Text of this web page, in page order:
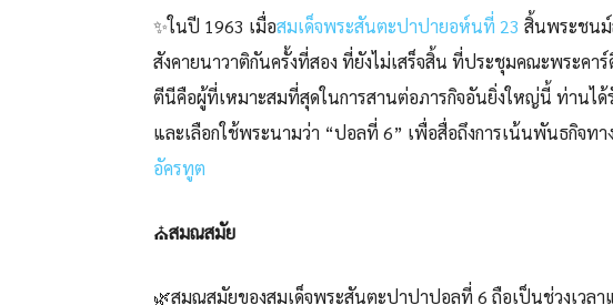
✨ในปี 1963 เมื่อสมเด็จพระสันตะปาปายอห์นที่ 23 สิ้นพระชนม์
สังคายนาวาติกันครั้งที่สอง ที่ยังไม่เสร็จสิ้น ที่ประชุมคณะพระคา
ตีนีคือผู้ที่เหมาะสมที่สุดในการสานต่อภารกิจอันยิ่งใหญ่นี้ ท่านไ
และเลือกใช้พระนามว่า “ปอลที่ 6” เพื่อสื่อถึงการเน้นพันธกิจทา
อัครทูต
⛪สมณสมัย
🌿สมณสมัยของสมเด็จพระสันตะปาปาปอลที่ 6 ถือเป็นช่วงเวล